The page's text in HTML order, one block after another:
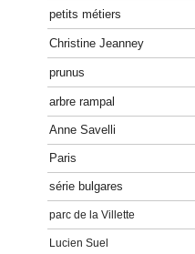
petits métiers
Christine Jeanney
prunus
arbre rampal
Anne Savelli
Paris
série bulgares
parc de la Villette
Lucien Suel